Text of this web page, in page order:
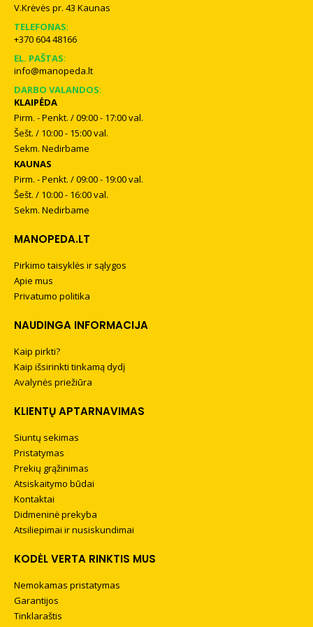
V.Krėvės pr. 43 Kaunas
TELEFONAS:
+370 604 48166
EL. PAŠTAS:
info@manopeda.lt
DARBO VALANDOS:
KLAIPĖDA
Pirm. - Penkt. / 09:00 - 17:00 val.
Šešt. / 10:00 - 15:00 val.
Sekm. Nedirbame
KAUNAS
Pirm. - Penkt. / 09:00 - 19:00 val.
Šešt. / 10:00 - 16:00 val.
Sekm. Nedirbame
MANOPEDA.LT
Pirkimo taisyklės ir sąlygos
Apie mus
Privatumo politika
NAUDINGA INFORMACIJA
Kaip pirkti?
Kaip išsirinkti tinkamą dydį
Avalynės priežiūra
KLIENTŲ APTARNAVIMAS
Siuntų sekimas
Pristatymas
Prekių grąžinimas
Atsiskaitymo būdai
Kontaktai
Didmeninė prekyba
Atsiliepimai ir nusiskundimai
KODĖL VERTA RINKTIS MUS
Nemokamas pristatymas
Garantijos
Tinklaraštis